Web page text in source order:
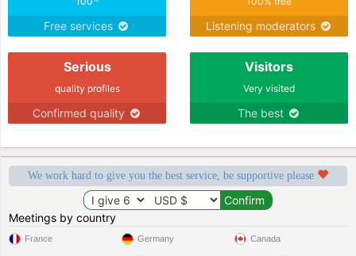
Free services Listening moderators
Serious
quality profiles
Confirmed quality
Visitors
Very visited
The best
We work hard to give you the best service, be supportive please
Meetings by country
France Germany Canada